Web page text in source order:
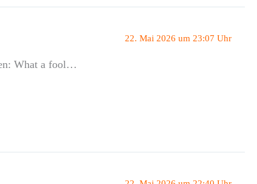
22. Mai 2026 um 23:07 Uhr
What a fool…